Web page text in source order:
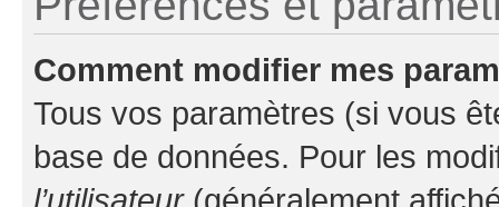
Comment modifier mes
Tous vos paramètres (si vous
base de données. Pour les